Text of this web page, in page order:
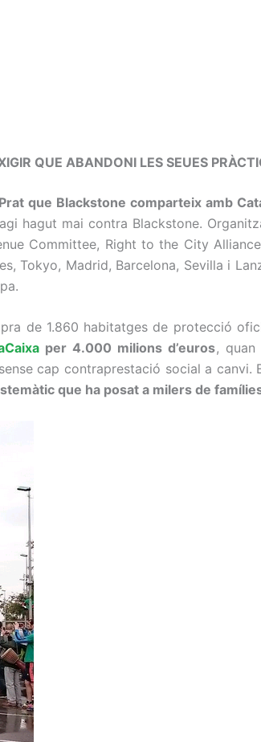
QUE ABANDONI LES SEUES
que Blackstone comparteix amb
hagut mai contra Blackstone.
Committee, Right to the City
Tokyo, Madrid, Barcelona, Sevilla i
de 1.860 habitatges de protecció
per 4.000 milions d’euros, quan
cap contraprestació social a canvi.
que ha posat a milers de